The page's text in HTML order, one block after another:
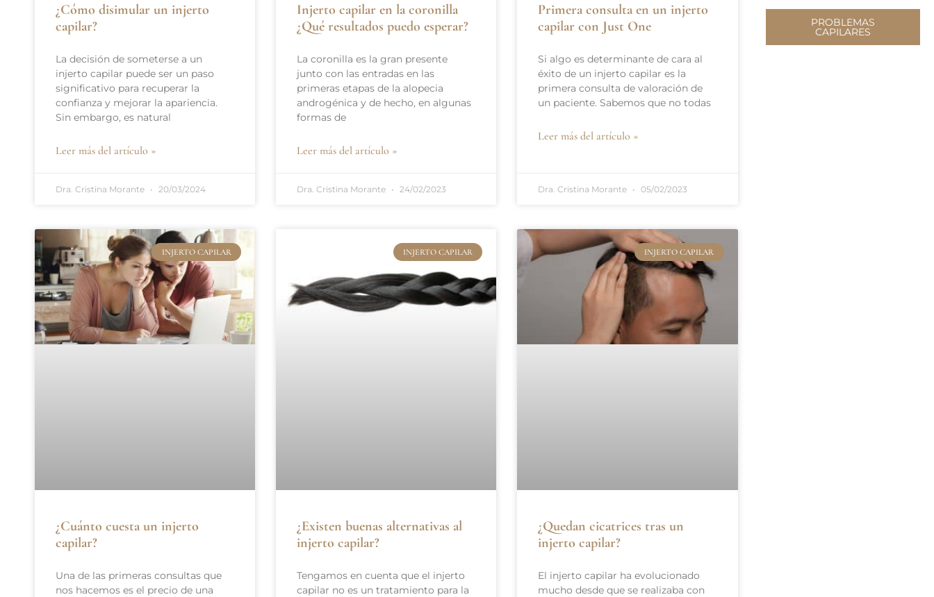
¿Cómo disimular un injerto
capilar?
La decisión de someterse a un
injerto capilar puede ser un paso
significativo para recuperar la
confianza y mejorar la apariencia.
Sin embargo, es natural
Leer más del artículo »
Dra. Cristina Morante 20/03/2024
Injerto capilar en la coronilla
¿Qué resultados puedo esperar?
La coronilla es la gran presente
junto con las entradas en las
primeras etapas de la alopecia
androgénica y de hecho, en algunas
formas de
Leer más del artículo »
Dra. Cristina Morante 24/02/2023
Primera consulta en un injerto
capilar con Just One
Si algo es determinante de cara al
éxito de un injerto capilar es la
primera consulta de valoración de
un paciente. Sabemos que no todas
Leer más del artículo »
Dra. Cristina Morante 05/02/2023
INJERTO CAPILAR
¿Cuánto cuesta un injerto
capilar?
Una de las primeras consultas que
nos hacemos es el precio de una
INJERTO CAPILAR
¿Existen buenas alternativas al
injerto capilar?
Tengamos en cuenta que el injerto
capilar no es un tratamiento para la
INJERTO CAPILAR
¿Quedan cicatrices tras un
injerto capilar?
El injerto capilar ha evolucionado
mucho desde que se realizaba con
PROBLEMAS
CAPILARES